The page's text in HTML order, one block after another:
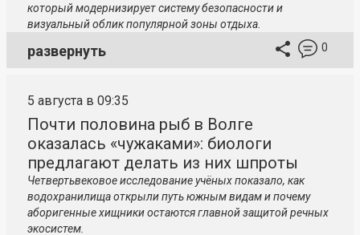
который модернизирует систему безопасности и
визуальный облик популярной зоны отдыха.
развернуть 0
5 августа в 09:35
Почти половина рыб в Волге
оказалась «чужаками»: биологи
предлагают делать из них шпроты
Четвертьвековое исследование учёных показало, как
водохранилища открыли путь южным видам и почему
аборигенные хищники остаются главной защитой речных
экосистем.